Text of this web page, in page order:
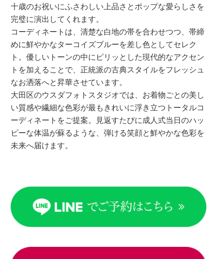
十歳のお祝いにふさわしい上品さとポップな愛らしさを
完璧に演出してくれます。
コーディネートは、清楚な白地の帯を合わせつつ、帯締
めに鮮やかなターコイズブルーを差し色としてセレク
ト。優しいトーンの中にピリッとした現代的なアクセン
トを加えることで、正統派の古典スタイルをフレッシュ
なお洒落へと昇華させています。
大田区のウスダフォトスタジオでは、お着物ごとの美し
い質感や繊細な色彩が最もきれいに浮き立つトータルコ
ーディネートをご提案。見返すたびに成人式当日のハッ
ピーな体温が蘇るような、弾ける笑顔と鮮やかな色彩を
未来へ届けます。